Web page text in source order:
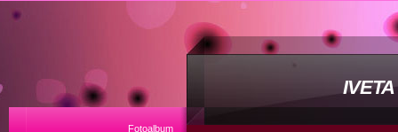
Fotoalbum